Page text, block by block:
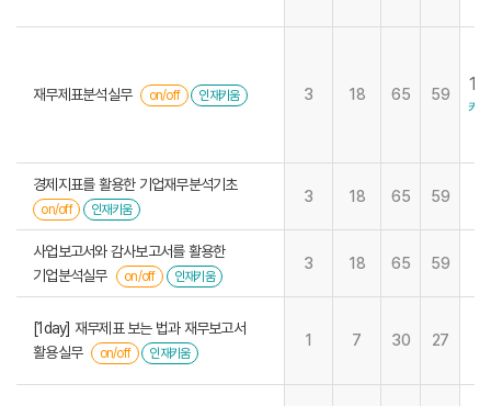
재무제표분석실무 on/off 인재키움 3 18 65 59 14
키움
경제지표를 활용한 기업재무분석기초
on/off 인재키움
3 18 65 59
사업보고서와 감사보고서를 활용한
기업분석실무
on/off 인재키움
3 18 65 59
[1day] 재무제표 보는 법과 재무보고서
활용실무
on/off 인재키움
1 7 30 27